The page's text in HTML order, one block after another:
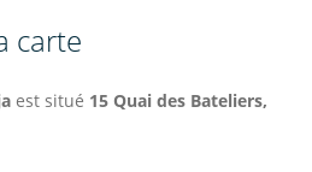
carte
est situé 15 Quai des Bateliers,